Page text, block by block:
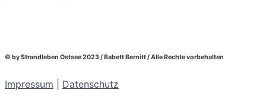
© by Strandleben Ostsee 2023 / Babett Bernitt / Alle Rechte vorbehalten
Impressum Datenschutz